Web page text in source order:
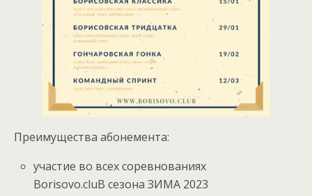
Преимущества абонемента:
участие во всех соревнованиях
Borisovo.cluB сезона ЗИМА 2023